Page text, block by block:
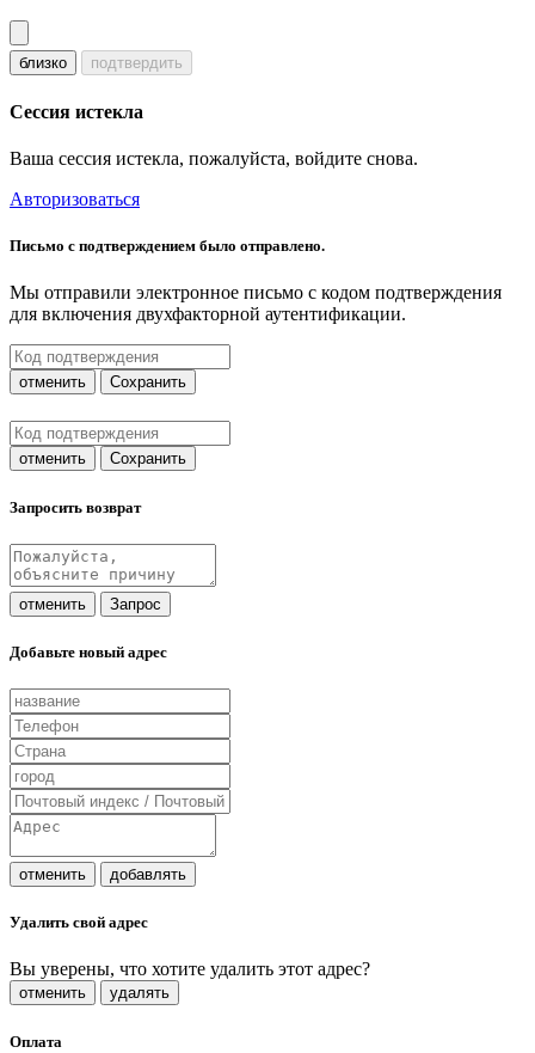
близко подтвердить
Сессия истекла
Ваша сессия истекла, пожалуйста, войдите снова.
Авторизоваться
Письмо с подтверждением было отправлено.
Мы отправили электронное письмо с кодом подтверждения
для включения двухфакторной аутентификации.
отменить Сохранить
отменить Сохранить
Запросить возврат
отменить Запрос
Добавьте новый адрес
отменить добавлять
Удалить свой адрес
Вы уверены, что хотите удалить этот адрес?
отменить удалять
Оплата